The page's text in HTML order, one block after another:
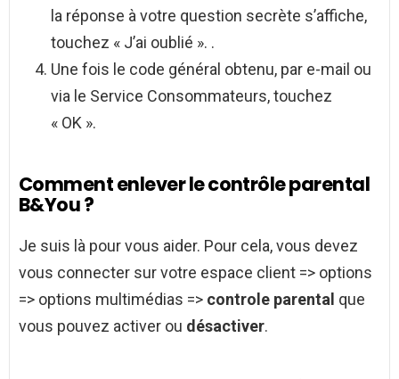
la réponse à votre question secrète s’affiche,
touchez « J’ai oublié ». .
Une fois le code général obtenu, par e-mail ou
via le Service Consommateurs, touchez
« OK ».
Comment enlever le contrôle parental
B&You ?
Je suis là pour vous aider. Pour cela, vous devez
vous connecter sur votre espace client => options
=> options multimédias => controle parental que
vous pouvez activer ou désactiver.